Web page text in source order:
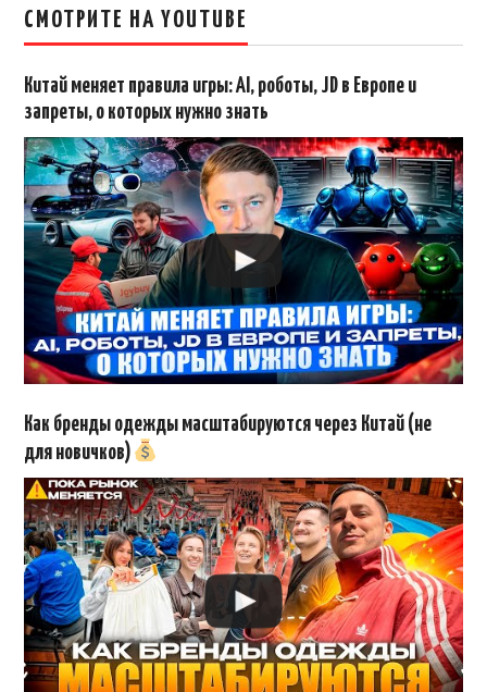
СМОТРИТЕ НА YOUTUBE
Китай меняет правила игры: AI, роботы, JD в Европе и
запреты, о которых нужно знать
Как бренды одежды масштабируются через Китай (не
для новичков)